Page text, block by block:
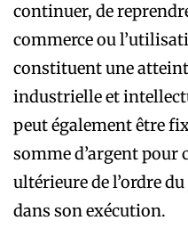
continuer, de
commerce ou
constituent une
industrielle et
peut également être
somme d’argent pour
ultérieure de l’ordre
dans son exécution.